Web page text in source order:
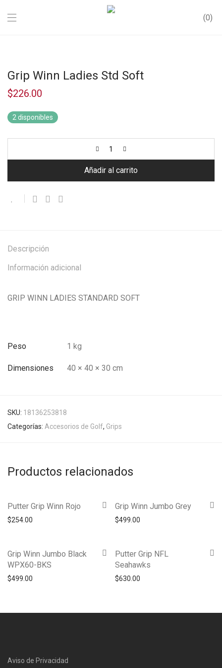
0
Grip Winn Ladies Std Soft
$226.00
2 disponibles
Añadir al carrito
Descripción
Información adicional
GRIP WINN LADIES STANDARD SOFT
Peso 1 kg
Dimensiones 40 × 40 × 30 cm
SKU: 18136253818
Categorías: Accesorios de Golf, Grips
Productos relacionados
Putter Grip Winn Rojo
$254.00
Grip Winn Jumbo Grey
$499.00
Grip Winn Jumbo Black
WPX60-BKS
$499.00
Putter Grip NFL
Seahawks
$630.00
Aviso de Privacidad